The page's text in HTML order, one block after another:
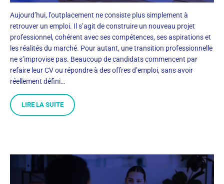
Aujourd’hui, l’outplacement ne consiste plus simplement à
retrouver un emploi. Il s’agit de construire un nouveau projet
professionnel, cohérent avec ses compétences, ses aspirations et
les réalités du marché. Pour autant, une transition professionnelle
ne s’improvise pas. Beaucoup de candidats commencent par
refaire leur CV ou répondre à des offres d’emploi, sans avoir
réellement défini…
LIRE LA SUITE